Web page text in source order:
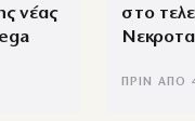
νέας
στο
ΠΡΙΝ ΑΠΌ